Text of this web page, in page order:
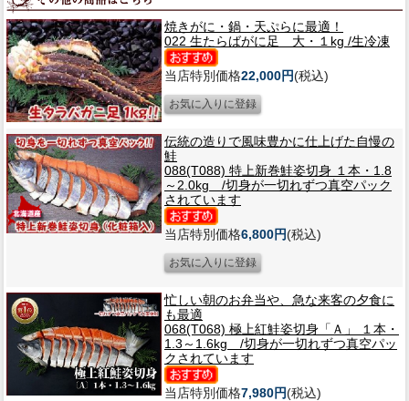
焼きがに・鍋・天ぷらに最適！
022 生たらばがに足 大・１kg /生冷凍
当店特別価格22,000円(税込)
伝統の造りで風味豊かに仕上げた自慢の
鮭
088(T088) 特上新巻鮭姿切身 １本・1.8
～2.0kg /切身が一切れずつ真空パック
されています
当店特別価格6,800円(税込)
忙しい朝のお弁当や、急な来客の夕食に
も最適
068(T068) 極上紅鮭姿切身「Ａ」 １本・
1.3～1.6kg /切身が一切れずつ真空パッ
クされています
当店特別価格7,980円(税込)